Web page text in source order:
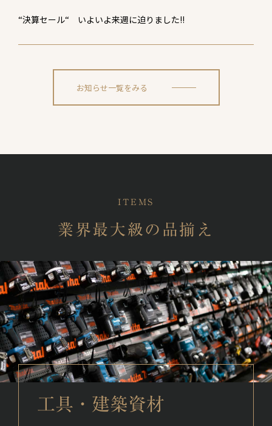
“決算セール“ いよいよ来週に迫りました!!
お知らせ一覧をみる
ITEMS
業界最大級の品揃え
工具・建築資材